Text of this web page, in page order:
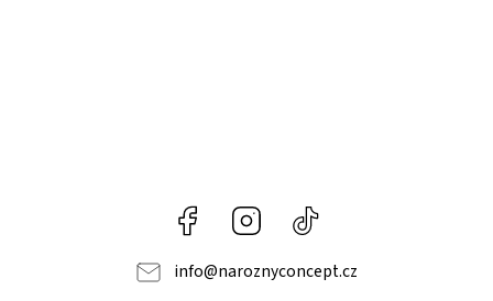
Facebook Instagram
info@naroznyconcept.cz